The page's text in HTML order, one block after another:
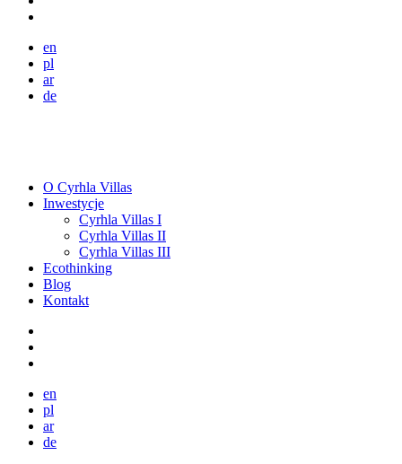
en
pl
ar
de
O Cyrhla Villas
Inwestycje
Cyrhla Villas I
Cyrhla Villas II
Cyrhla Villas III
Ecothinking
Blog
Kontakt
en
pl
ar
de